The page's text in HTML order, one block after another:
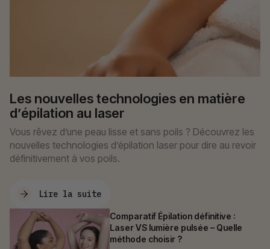
Les nouvelles technologies en matière
d’épilation au laser
Vous rêvez d’une peau lisse et sans poils ? Découvrez les
nouvelles technologies d’épilation laser pour dire au revoir
définitivement à vos poils.
Lire la suite
Comparatif Épilation définitive :
Laser VS lumière pulsée – Quelle
méthode choisir ?